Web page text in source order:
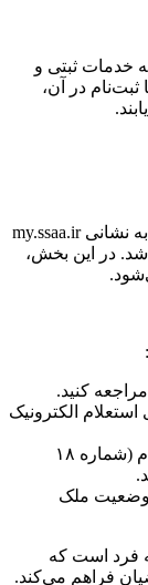
خدمات ثبتی و
در آن،
در بخش‌های قبلی این مقاله، سامانه «ثبت من» به نشانی my.ssaa.ir
شد. در این بخش،
مراجعه کنید.
الکترونیک
شناسه یکتای استعلام (شماره ۱۸
وضعیت ملک
فرد است که
فراهم می‌کند.